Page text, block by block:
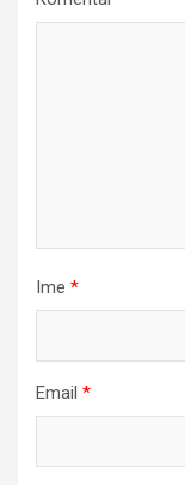
Ime *
Email *